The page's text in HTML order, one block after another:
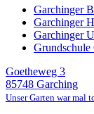
Garchinger
Garchinger
Garchinger
Grundschule
Goetheweg 3
85748 Garching
Unser Garten war mal